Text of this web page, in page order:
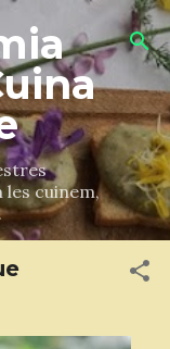
les cuinem,